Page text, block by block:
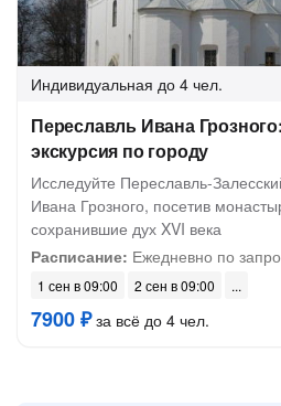
Индивидуальная до 4 чел.
Переславль Ивана
экскурсия по городу
Исследуйте Переславль-
Ивана Грозного, посетив
сохранившие дух XVI века
Расписание: Ежедневно по
1 сен в 09:00 2 сен в 09:00
7900 ₽за всё до 4 чел.